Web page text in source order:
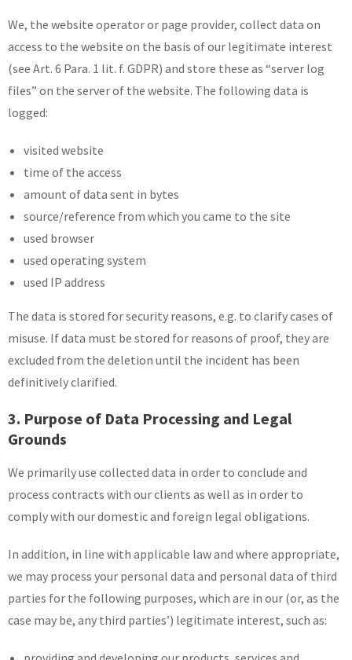
We, the website operator or page provider, collect data on
access to the website on the basis of our legitimate interest
(see Art. 6 Para. 1 lit. f. GDPR) and store these as “server log
files” on the server of the website. The following data is
logged:
visited website
time of the access
amount of data sent in bytes
source/reference from which you came to the site
used browser
used operating system
used IP address
The data is stored for security reasons, e.g. to clarify cases of
misuse. If data must be stored for reasons of proof, they are
excluded from the deletion until the incident has been
definitively clarified.
3. Purpose of Data Processing and Legal
Grounds
We primarily use collected data in order to conclude and
process contracts with our clients as well as in order to
comply with our domestic and foreign legal obligations.
In addition, in line with applicable law and where appropriate,
we may process your personal data and personal data of third
parties for the following purposes, which are in our (or, as the
case may be, any third parties’) legitimate interest, such as: